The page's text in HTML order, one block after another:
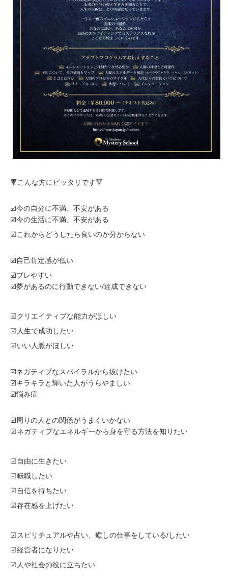
🔻こんな方にピッタリです🔻
☑️今の自分に不満、不安がある
☑️今の生活に不満、不安がある
☑これからどうしたら良いのか分からない
☑️自己肯定感が低い
☑️ブレやすい
☑️夢があるのに行動できない/達成できない
☑クリエイティブな能力がほしい
☑人生で成功したい
☑いい人脈がほしい
☑️ネガティブなスパイラルから抜けたい
☑️キラキラと輝いた人がうらやましい
☑️悩み症
☑️周りの人との関係がうまくいかない
☑ネガティブなエネルギーから身を守る方法を知りたい
☑自由に生きたい
☑転職したい
☑自信を持ちたい
☑存在感を上げたい
☑スピリチュアルや占い、癒しの仕事をしている/したい
☑経営者になりたい
☑人や社会の役に立ちたい